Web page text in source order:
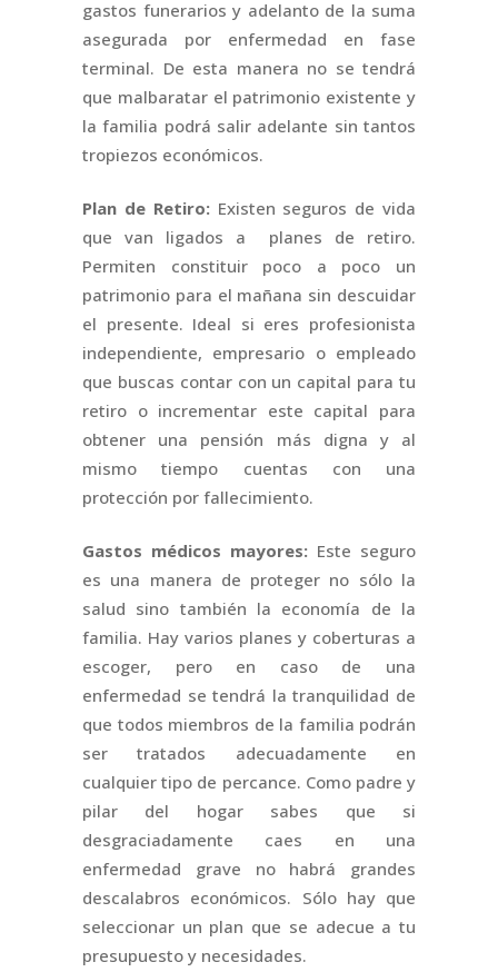
gastos funerarios y adelanto de la suma
asegurada por enfermedad en fase
terminal. De esta manera no se tendrá
que malbaratar el patrimonio existente y
la familia podrá salir adelante sin tantos
tropiezos económicos.
Plan de Retiro:Existen seguros de vida
que van ligados a planes de retiro.
Permiten constituir poco a poco un
patrimonio para el mañana sin descuidar
el presente. Ideal si eres profesionista
independiente, empresario o empleado
que buscas contar con un capital para tu
retiro o incrementar este capital para
obtener una pensión más digna y al
mismo tiempo cuentas con una
protección por fallecimiento.
Gastos médicos mayores: Este seguro
es una manera de proteger no sólo la
salud sino también la economía de la
familia. Hay varios planes y coberturas a
escoger, pero en caso de una
enfermedad se tendrá la tranquilidad de
que todos miembros de la familia podrán
ser tratados adecuadamente en
cualquier tipo de percance. Como padre y
pilar del hogar sabes que si
desgraciadamente caes en una
enfermedad grave no habrá grandes
descalabros económicos. Sólo hay que
seleccionar un plan que se adecue a tu
presupuesto y necesidades.